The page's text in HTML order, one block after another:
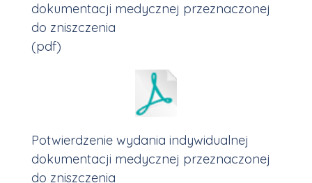
dokumentacji medycznej przeznaczonej
do zniszczenia
(pdf)
Potwierdzenie wydania indywidualnej
dokumentacji medycznej przeznaczonej
do zniszczenia